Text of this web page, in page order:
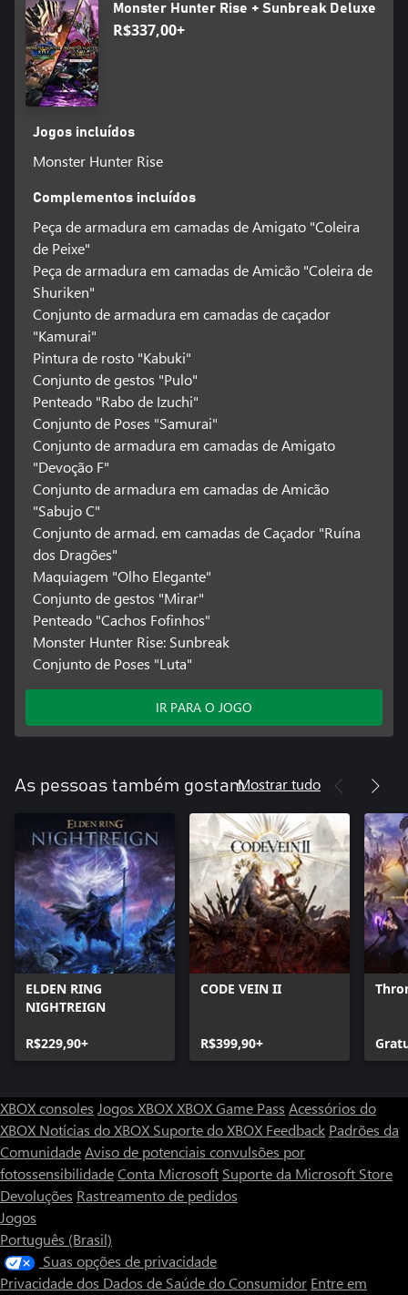
Monster Hunter Rise + Sunbreak Deluxe
R$337,00+
Jogos incluídos
Monster Hunter Rise
Complementos incluídos
Peça de armadura em camadas de Amigato "Coleira
de Peixe"
Peça de armadura em camadas de Amicão "Coleira de
Shuriken"
Conjunto de armadura em camadas de caçador
"Kamurai"
Pintura de rosto "Kabuki"
Conjunto de gestos "Pulo"
Penteado "Rabo de Izuchi"
Conjunto de Poses "Samurai"
Conjunto de armadura em camadas de Amigato
"Devoção F"
Conjunto de armadura em camadas de Amicão
"Sabujo C"
Conjunto de armad. em camadas de Caçador "Ruína
dos Dragões"
Maquiagem "Olho Elegante"
Conjunto de gestos "Mirar"
Penteado "Cachos Fofinhos"
Monster Hunter Rise: Sunbreak
Conjunto de Poses "Luta"
IR PARA O JOGO
As pessoas também gostamMostrar tudo
ELDEN RING
NIGHTREIGN
R$229,90+
CODE VEIN II
R$399,90+
XBOX consoles Jogos XBOXXBOX Game Pass Acessórios do
XBOX Notícias do XBOX Suporte do XBOX Feedback Padrões da
ComunidadeAviso de potenciais convulsões por
fotossensibilidadeConta Microsoft Suporte da Microsoft Store
Devoluções Rastreamento de pedidos
Jogos
Português (Brasil)
Suas opções de privacidade
Privacidade dos Dados de Saúde do Consumidor Entre em